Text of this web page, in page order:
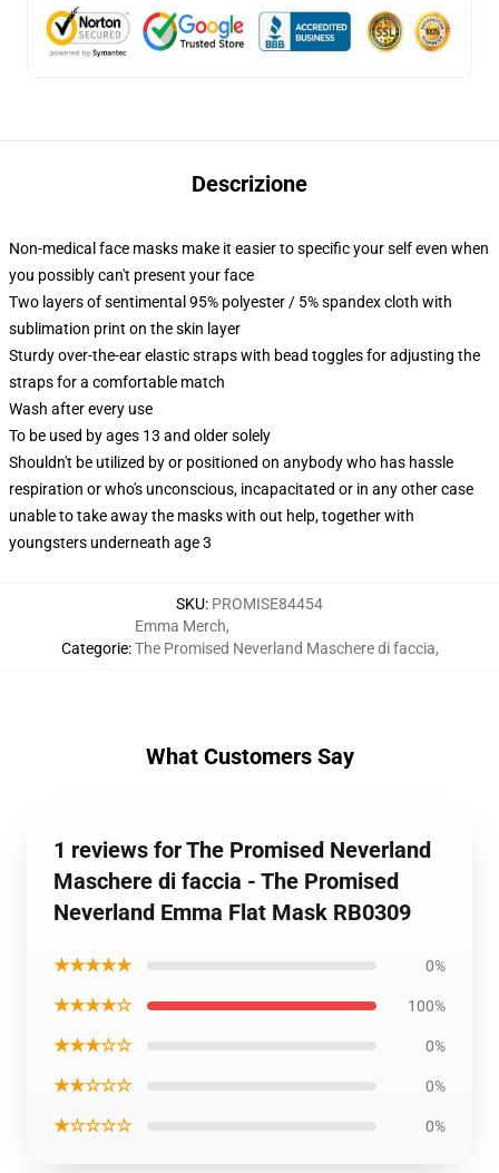
Descrizione
Non-medical face masks make it easier to specific your self even when
you possibly can't present your face
Two layers of sentimental 95% polyester / 5% spandex cloth with
sublimation print on the skin layer
Sturdy over-the-ear elastic straps with bead toggles for adjusting the
straps for a comfortable match
Wash after every use
To be used by ages 13 and older solely
Shouldn't be utilized by or positioned on anybody who has hassle
respiration or who's unconscious, incapacitated or in any other case
unable to take away the masks with out help, together with
youngsters underneath age 3
SKU: PROMISE84454
Categorie:
Emma Merch,
The Promised Neverland Maschere di faccia,
What Customers Say
1 reviews for The Promised Neverland
Maschere di faccia - The Promised
Neverland Emma Flat Mask RB0309
★★★★★ 0%
★★★★☆ 100%
★★★☆☆ 0%
★★☆☆☆ 0%
★☆☆☆☆ 0%